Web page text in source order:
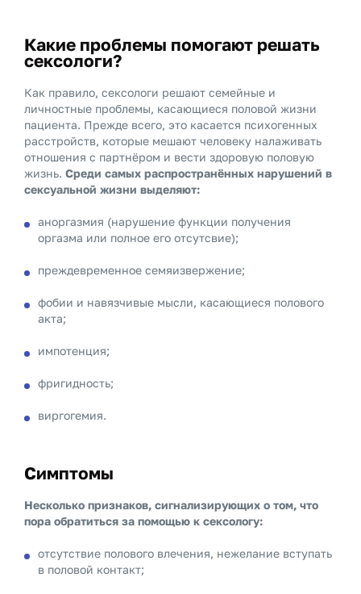
Какие проблемы помогают решать
сексологи?
Как правило, сексологи решают семейные и
личностные проблемы, касающиеся половой жизни
пациента. Прежде всего, это касается психогенных
расстройств, которые мешают человеку налаживать
отношения с партнёром и вести здоровую половую
жизнь. Среди самых распространённых нарушений в
сексуальной жизни выделяют:
аноргазмия (нарушение функции получения
оргазма или полное его отсутсвие);
преждевременное семяизвержение;
фобии и навязчивые мысли, касающиеся полового
акта;
импотенция;
фригидность;
виргогемия.
Симптомы
Несколько признаков, сигнализирующих о том, что
пора обратиться за помощью к сексологу:
отсутствие полового влечения, нежелание вступать
в половой контакт;